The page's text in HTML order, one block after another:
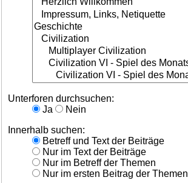
Unterforen durchsuchen:
Ja
Nein
Innerhalb suchen:
Betreff und Text der Beiträge
Nur im Text der Beiträge
Nur im Betreff der Themen
Nur im ersten Beitrag der Themen